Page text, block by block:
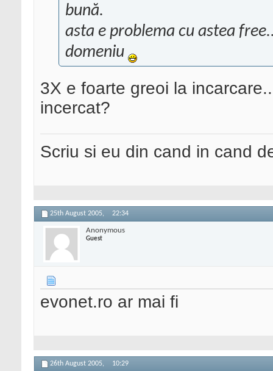
bună.
asta e problema cu astea
domeniu
3X e foarte greoi la
incercat?
Scriu si eu din cand in cand
25th August 2005, 22:34
Anonymous
Guest
evonet.ro ar mai fi
26th August 2005, 10:29